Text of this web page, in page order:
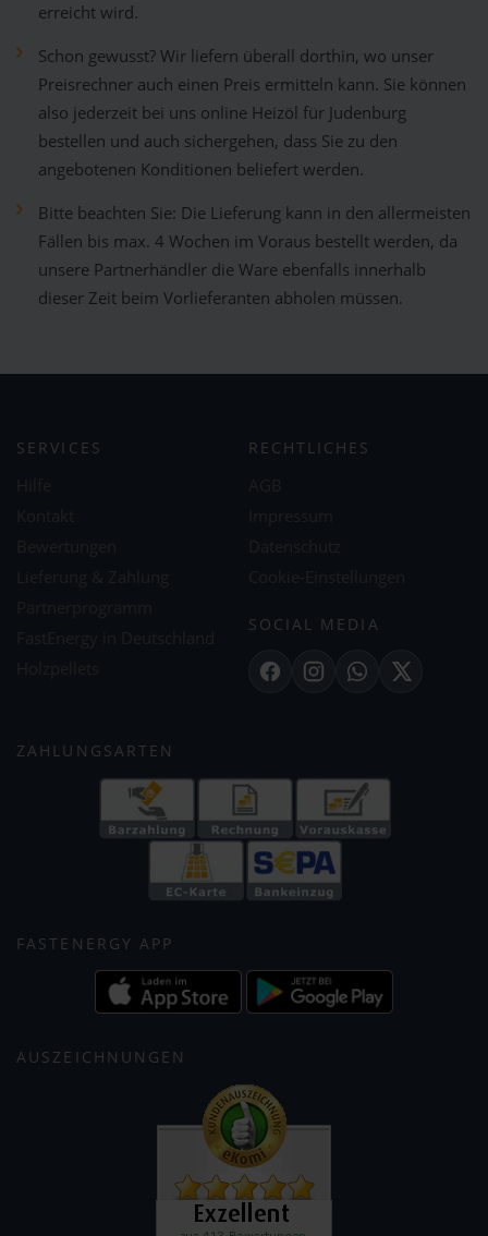
erreicht wird.
Schon gewusst? Wir liefern überall dorthin, wo unser
Preisrechner auch einen Preis ermitteln kann. Sie können
also jederzeit bei uns online Heizöl für Judenburg
bestellen und auch sichergehen, dass Sie zu den
angebotenen Konditionen beliefert werden.
Bitte beachten Sie: Die Lieferung kann in den allermeisten
Fällen bis max. 4 Wochen im Voraus bestellt werden, da
unsere Partnerhändler die Ware ebenfalls innerhalb
dieser Zeit beim Vorlieferanten abholen müssen.
SERVICES RECHTLICHES
SOCIAL MEDIA
FacebookInstagramWhatsApp
X
ZAHLUNGSARTEN
FASTENERGY APP
AUSZEICHNUNGEN